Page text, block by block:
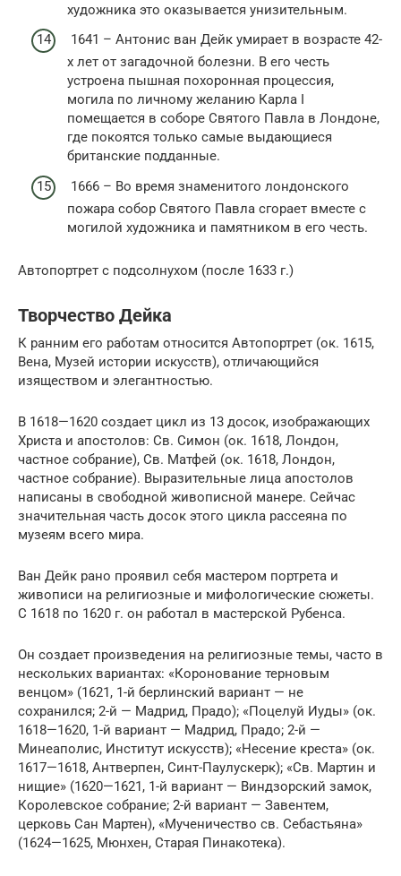
художника это оказывается унизительным.
1641 – Антонис ван Дейк умирает в возрасте 42-
х лет от загадочной болезни. В его честь
устроена пышная похоронная процессия,
могила по личному желанию Карла I
помещается в соборе Святого Павла в Лондоне,
где покоятся только самые выдающиеся
британские подданные.
1666 – Во время знаменитого лондонского
пожара собор Святого Павла сгорает вместе с
могилой художника и памятником в его честь.
Автопортрет с подсолнухом (после 1633 г.)
Творчество Дейка
К ранним его работам относится Автопортрет (ок. 1615,
Вена, Музей истории искусств), отличающийся
изяществом и элегантностью.
В 1618—1620 создает цикл из 13 досок, изображающих
Христа и апостолов: Св. Симон (ок. 1618, Лондон,
частное собрание), Св. Матфей (ок. 1618, Лондон,
частное собрание). Выразительные лица апостолов
написаны в свободной живописной манере. Сейчас
значительная часть досок этого цикла рассеяна по
музеям всего мира.
Ван Дейк рано проявил себя мастером портрета и
живописи на религиозные и мифологические сюжеты.
С 1618 по 1620 г. он работал в мастерской Рубенса.
Он создает произведения на религиозные темы, часто в
нескольких вариантах: «Коронование терновым
венцом» (1621, 1-й берлинский вариант — не
сохранился; 2-й — Мадрид, Прадо); «Поцелуй Иуды» (ок.
1618—1620, 1-й вариант — Мадрид, Прадо; 2-й —
Минеаполис, Институт искусств); «Несение креста» (ок.
1617—1618, Антверпен, Синт-Паулускерк); «Св. Мартин и
нищие» (1620—1621, 1-й вариант — Виндзорский замок,
Королевское собрание; 2-й вариант — Завентем,
церковь Сан Мартен), «Мученичество св. Себастьяна»
(1624—1625, Мюнхен, Старая Пинакотека).